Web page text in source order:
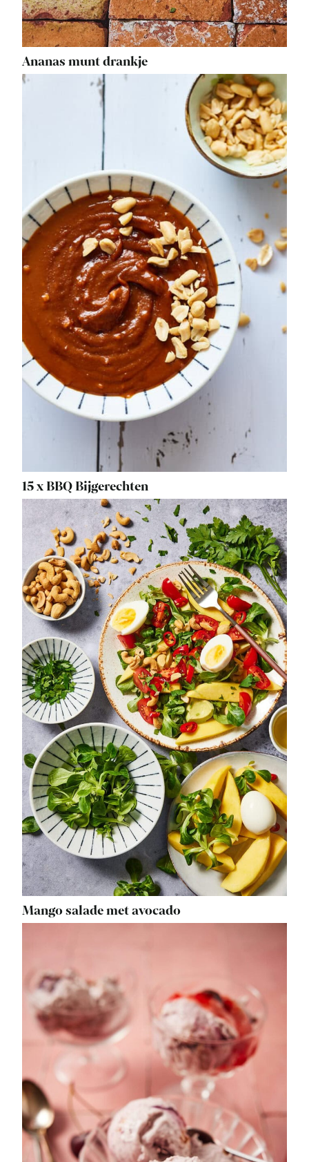
Ananas munt drankje
15 x BBQ Bijgerechten
Mango salade met avocado